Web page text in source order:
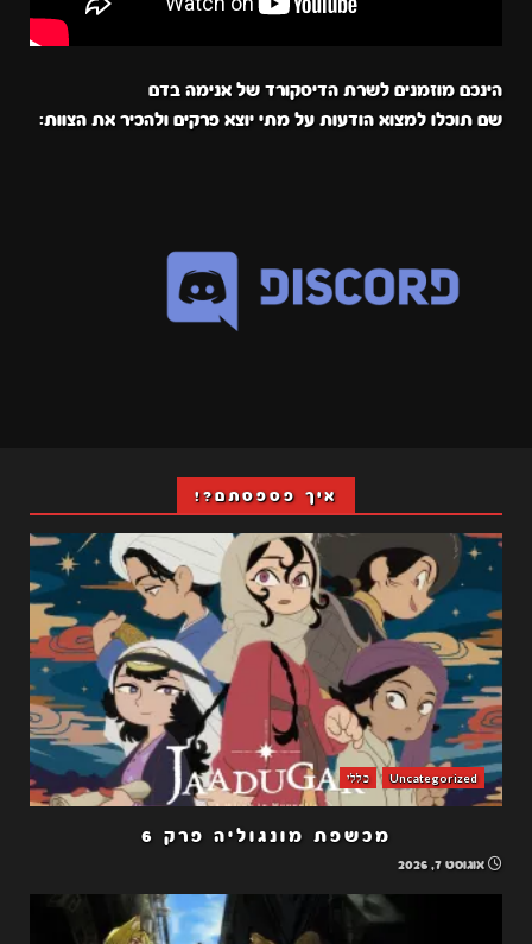
הינכם מוזמנים לשרת הדיסקורד של אנימה בדם
שם תוכלו למצוא הודעות על מתי יוצא פרקים ולהכיר את הצוות:
איך פספסתם?!
Uncategorized כללי
מכשפת מונגוליה פרק 6
אוגוסט 7, 2026